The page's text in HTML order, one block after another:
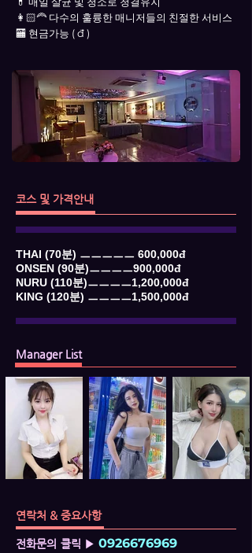
👩🏻‍🦰 다수의 훌륭한 매니저들의 친절한 서비스
🏧 현금가능 ( đ )
코스 및 가격안내
THAI (70분) ㅡㅡㅡㅡㅡ 600,000đ
ONSEN (90분)ㅡㅡㅡㅡ900,000đ
NURU (110분)ㅡㅡㅡㅡ1,200,000đ
KING (120분) ㅡㅡㅡㅡ1,500,000đ
Manager List
연락처 & 중요사항
전화문의 클릭 ▶ 0926676969